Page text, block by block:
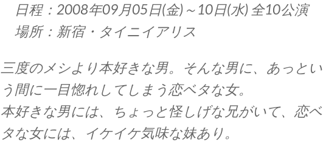
日程：2008年09月05日(金)～10日(水) 全10公演
場所：新宿・タイニイアリス
三度のメシより本好きな男。そんな男に、あっとい
う間に一目惚れしてしまう恋ベタな女。
本好きな男には、ちょっと怪しげな兄がいて、恋ベ
タな女には、イケイケ気味な妹あり。